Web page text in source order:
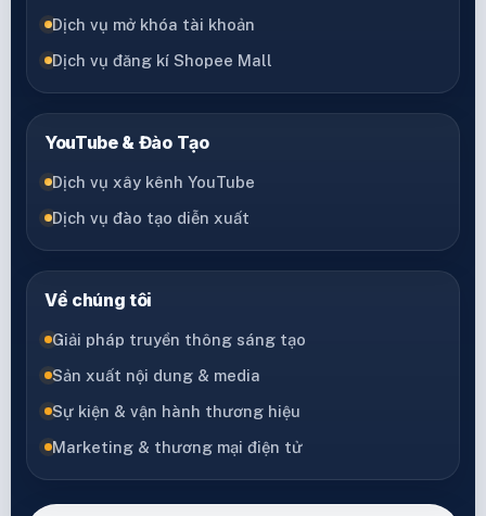
Dịch vụ mở khóa tài khoản
Dịch vụ đăng kí Shopee Mall
YouTube & Đào Tạo
Dịch vụ xây kênh YouTube
Dịch vụ đào tạo diễn xuất
Về chúng tôi
Giải pháp truyền thông sáng tạo
Sản xuất nội dung & media
Sự kiện & vận hành thương hiệu
Marketing & thương mại điện tử